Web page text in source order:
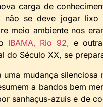
carga de
não se deve jogar lixo
meio ambiente nos
IBAMA, Rio 92, e
do Século XX, se
mudança silenciosa
a bandos bem
sanhaçus-azuis e de